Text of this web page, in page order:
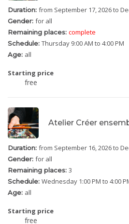
Duration: from September 17, 2026to
Gender: for all
Remaining places: complete
Schedule: Thursday 9:00 AM to 4:00 PM
Age: all
Starting price
free
Atelier Créer
Duration: from September 16, 2026to
Gender: for all
Remaining places: 3
Schedule: Wednesday 1:00 PM to 4:00
Age: all
Starting price
free